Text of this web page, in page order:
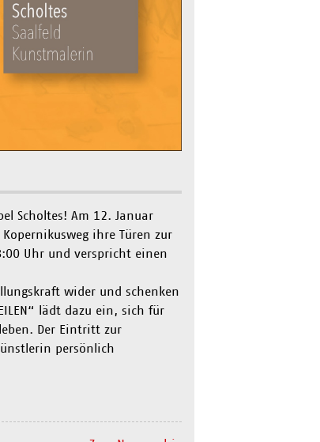
Scholtes! Am 12. Januar
ihre Türen zur
Uhr und verspricht einen
wider und schenken
lädt dazu ein, sich für
Der Eintritt zur
persönlich